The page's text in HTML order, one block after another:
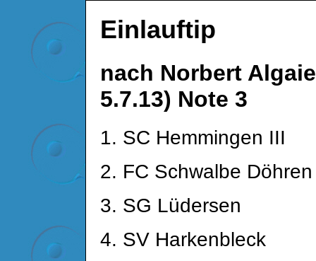
Einlauftip
nach Norbert
5.7.13) Note 3
1. SC Hemmingen III
2. FC Schwalbe
3. SG Lüdersen
4. SV Harkenbleck